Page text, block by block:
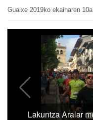
Guaixe 2019ko ekainaren 10a